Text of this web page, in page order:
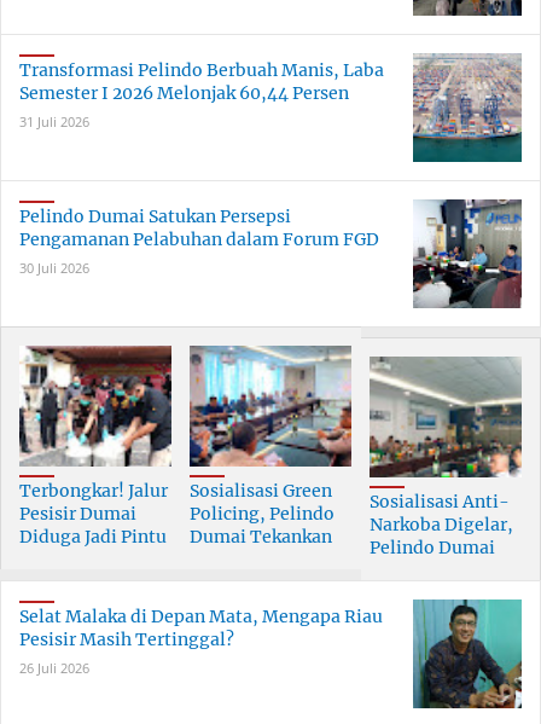
Transformasi Pelindo Berbuah Manis, Laba
Semester I 2026 Melonjak 60,44 Persen
31 Juli 2026
Pelindo Dumai Satukan Persepsi
Pengamanan Pelabuhan dalam Forum FGD
30 Juli 2026
Terbongkar! Jalur
Pesisir Dumai
Diduga Jadi Pintu
Skala Besar
Sosialisasi Green
Policing, Pelindo
Dumai Tekankan
Bersama
Sosialisasi Anti-
Narkoba Digelar,
Pelindo Dumai
Selat Malaka di Depan Mata, Mengapa Riau
Pesisir Masih Tertinggal?
26 Juli 2026